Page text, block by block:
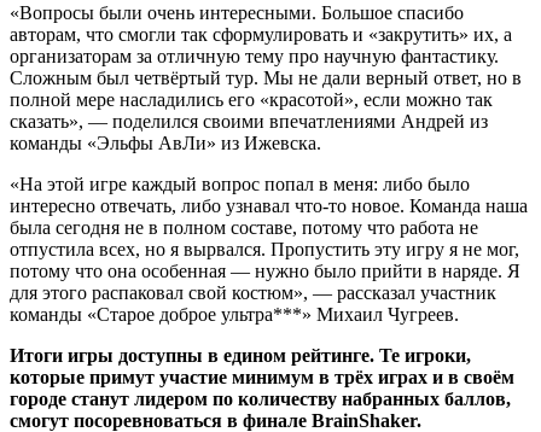
«Вопросы были очень интересными. Большое спасибо
авторам, что смогли так сформулировать и «закрутить» их, а
организаторам за отличную тему про научную фантастику.
Сложным был четвёртый тур. Мы не дали верный ответ, но в
полной мере насладились его «красотой», если можно так
сказать», — поделился своими впечатлениями Андрей из
команды «Эльфы АвЛи» из Ижевска.
«На этой игре каждый вопрос попал в меня: либо было
интересно отвечать, либо узнавал что-то новое. Команда наша
была сегодня не в полном составе, потому что работа не
отпустила всех, но я вырвался. Пропустить эту игру я не мог,
потому что она особенная — нужно было прийти в наряде. Я
для этого распаковал свой костюм», — рассказал участник
команды «Старое доброе ультра***» Михаил Чугреев.
Итоги игры доступны в едином рейтинге. Те игроки,
которые примут участие минимум в трёх играх и в своём
городе станут лидером по количеству набранных баллов,
смогут посоревноваться в финале BrainShaker.